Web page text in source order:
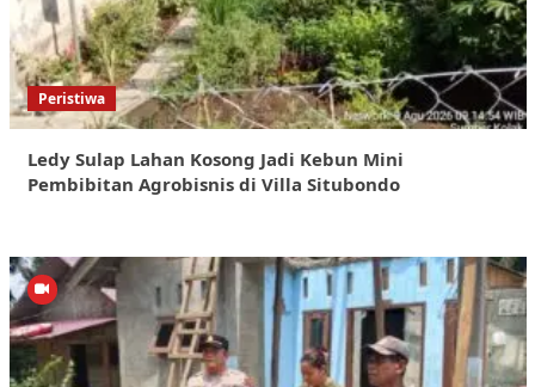
Peristiwa
Ledy Sulap Lahan Kosong Jadi Kebun Mini
Pembibitan Agrobisnis di Villa Situbondo